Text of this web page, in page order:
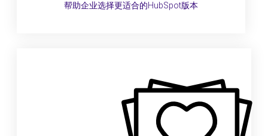
帮助企业选择更适合的HubSpot版本